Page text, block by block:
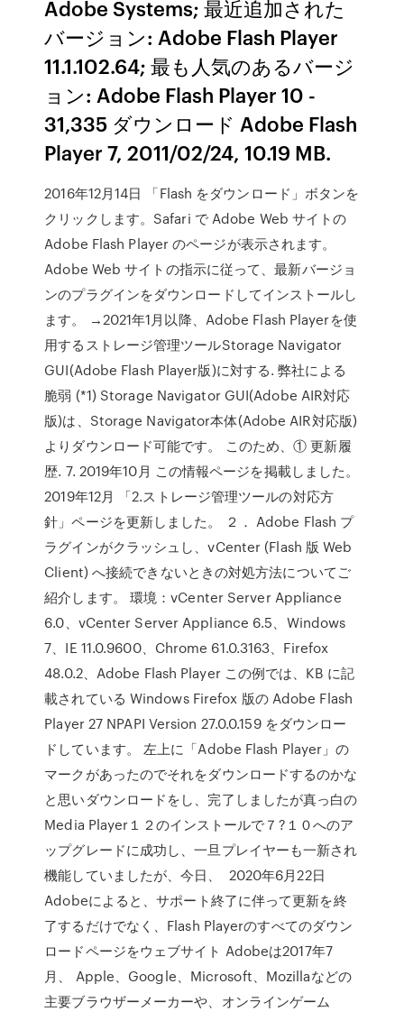
Adobe Systems; 最近追加された
バージョン: Adobe Flash Player
11.1.102.64; 最も人気のあるバージ
ョン: Adobe Flash Player 10 -
31,335 ダウンロード Adobe Flash
Player 7, 2011/02/24, 10.19 MB.
2016年12月14日 「Flash をダウンロード」ボタンを
クリックします。Safari で Adobe Web サイトの
Adobe Flash Player のページが表示されます。
Adobe Web サイトの指示に従って、最新バージョ
ンのプラグインをダウンロードしてインストールし
ます。 →2021年1月以降、Adobe Flash Playerを使
用するストレージ管理ツールStorage Navigator
GUI(Adobe Flash Player版)に対する. 弊社による
脆弱 (*1) Storage Navigator GUI(Adobe AIR対応
版)は、Storage Navigator本体(Adobe AIR対応版)
よりダウンロード可能です。 このため、① 更新履
歴. 7. 2019年10月 この情報ページを掲載しました。
2019年12月 「2.ストレージ管理ツールの対応方
針」ページを更新しました。 ２． Adobe Flash プ
ラグインがクラッシュし、vCenter (Flash 版 Web
Client) へ接続できないときの対処方法についてご
紹介します。 環境：vCenter Server Appliance
6.0、vCenter Server Appliance 6.5、Windows
7、IE 11.0.9600、Chrome 61.0.3163、Firefox
48.0.2、Adobe Flash Player この例では、KB に記
載されている Windows Firefox 版の Adobe Flash
Player 27 NPAPI Version 27.0.0.159 をダウンロー
ドしています。 左上に「Adobe Flash Player」の
マークがあったのでそれをダウンロードするのかな
と思いダウンロードをし、完了しましたが真っ白の
Media Player１２のインストールで７?１０へのア
ップグレードに成功し、一旦プレイヤーも一新され
機能していましたが、今日、 2020年6月22日
Adobeによると、サポート終了に伴って更新を終
了するだけでなく、Flash Playerのすべてのダウン
ロードページをウェブサイト Adobeは2017年7
月、 Apple、Google、Microsoft、Mozillaなどの
主要ブラウザーメーカーや、オンラインゲーム